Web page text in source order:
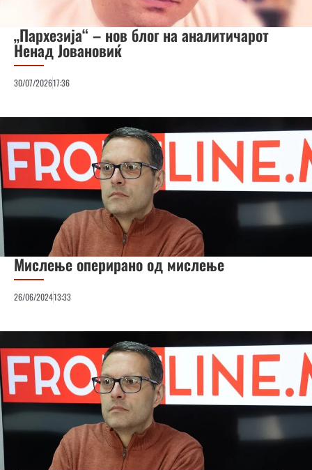
„Пархезија“ – нов блог на аналитичарот
Ненад Јовановиќ
30/07/202617:36
Мислење оперирано од мислење
26/06/202413:33